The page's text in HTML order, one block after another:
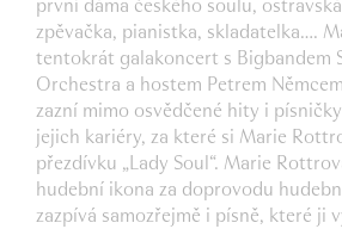
první dáma českého soulu,
zpěvačka, pianistka, skladatelka….
tentokrát galakoncert s Bigbandem
Orchestra a hostem Petrem
zazní mimo osvědčené hity i
jejich kariéry, za které si Marie
přezdívku „Lady Soul“. Marie
hudební ikona za doprovodu
zazpívá samozřejmě i písně, které ji